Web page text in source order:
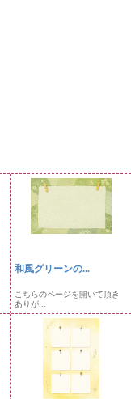
和風グリーンの...
こちらのページを開いて頂き
ありが...